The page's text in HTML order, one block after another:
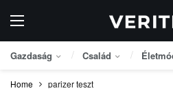
Gazdaság Család
Home parizer teszt